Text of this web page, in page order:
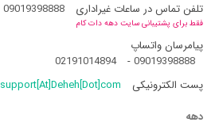
تلفن تماس در ساعات غیراداری 09019398888
فقط برای پشتیبانی سایت دهه دات کام
پیامرسان واتساپ
09019398888
-
02191014894
پست الکترونیکی
support[At]Deheh[Dot]com
دهه